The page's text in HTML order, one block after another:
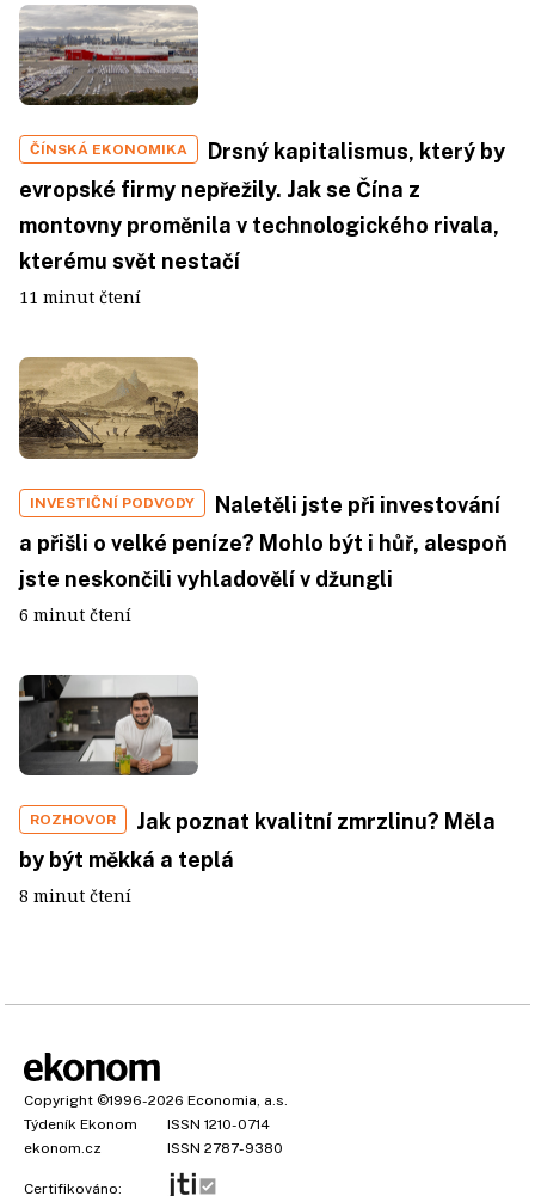
ČÍNSKÁ EKONOMIKA
Drsný kapitalismus, který by
evropské firmy nepřežily. Jak se Čína z
montovny proměnila v technologického rivala,
kterému svět nestačí
11 minut čtení
INVESTIČNÍ PODVODY
Naletěli jste při investování
a přišli o velké peníze? Mohlo být i hůř, alespoň
jste neskončili vyhladovělí v džungli
6 minut čtení
ROZHOVOR
Jak poznat kvalitní zmrzlinu? Měla
by být měkká a teplá
8 minut čtení
Copyright ©1996-2026 Economia, a.s.
Týdeník Ekonom
ISSN 1210-0714
ekonom.cz
ISSN 2787-9380
Certifikováno: